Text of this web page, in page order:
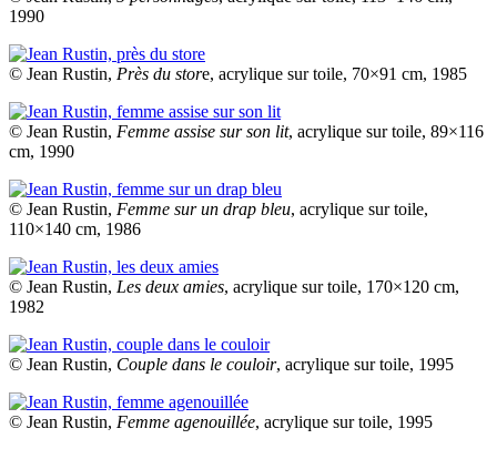
1990
© Jean Rustin, Près du store, acrylique sur toile, 70×91 cm, 1985
© Jean Rustin, Femme assise sur son lit, acrylique sur toile, 89×116
cm, 1990
© Jean Rustin, Femme sur un drap bleu, acrylique sur toile,
110×140 cm, 1986
© Jean Rustin, Les deux amies, acrylique sur toile, 170×120 cm,
1982
© Jean Rustin, Couple dans le couloir, acrylique sur toile, 1995
© Jean Rustin, Femme agenouillée, acrylique sur toile, 1995